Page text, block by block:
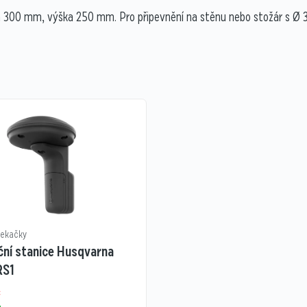
mm, výška 250 mm. Pro připevnění na stěnu nebo stožár s Ø
stanice Husqvarna